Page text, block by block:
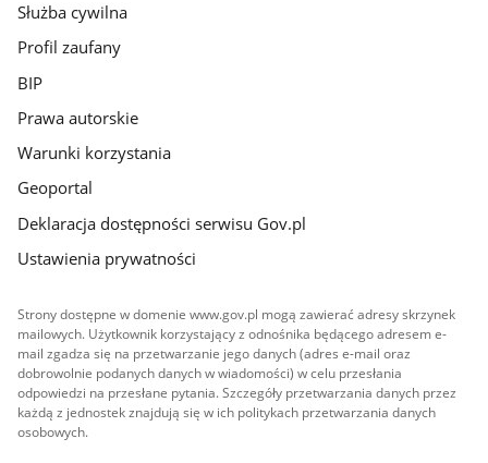
Służba cywilna
Profil zaufany
BIP
Prawa autorskie
Warunki korzystania
Geoportal
Deklaracja dostępności serwisu Gov.pl
Ustawienia prywatności
Strony dostępne w domenie www.gov.pl mogą zawierać adresy skrzynek
mailowych. Użytkownik korzystający z odnośnika będącego adresem e-
mail zgadza się na przetwarzanie jego danych (adres e-mail oraz
dobrowolnie podanych danych w wiadomości) w celu przesłania
odpowiedzi na przesłane pytania. Szczegóły przetwarzania danych przez
każdą z jednostek znajdują się w ich politykach przetwarzania danych
osobowych.